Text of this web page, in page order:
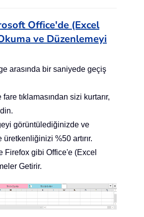
Office'de (Excel
ve Düzenlemeyi
arasında bir saniyede geçiş
tıklamasından sizi kurtarır,
görüntülediğinizde ve
%50 artırır.
Firefox gibi Office'e (Excel
Getirir.